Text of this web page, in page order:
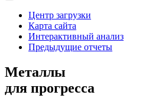
Центр загрузки
Карта сайта
Интерактивный анализ
Предыдущие отчеты
Металлы
для прогресса